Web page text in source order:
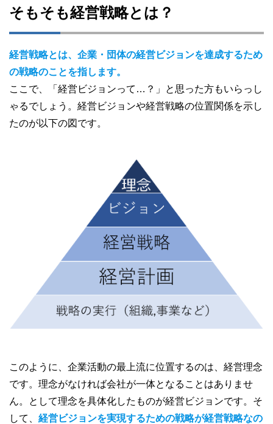
そもそも経営戦略とは？
経営戦略とは、企業・団体の経営ビジョンを達成するため
の戦略のことを指します。
ここで、「経営ビジョンって…？」と思った方もいらっし
ゃるでしょう。経営ビジョンや経営戦略の位置関係を示し
たのが以下の図です。
このように、企業活動の最上流に位置するのは、経営理念
です。理念がなければ会社が一体となることはありませ
ん。として理念を具体化したものが経営ビジョンです。そ
して、 経営ビジョンを実現するための戦略が経営戦略なの